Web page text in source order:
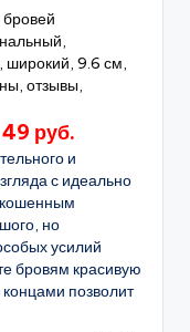
широкий, 9.6 см,
отзывы,
руб.
и
с идеально
но
усилий
бровям красивую
позволит